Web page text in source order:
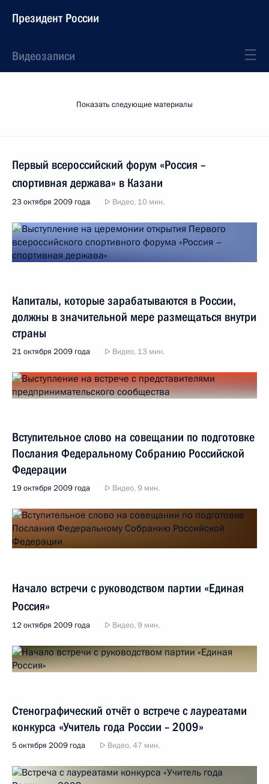
Президент России
Видеозаписи
Показать следующие материалы
Первый всероссийский форум «Россия –
спортивная держава» в Казани
23 октября 2009 года Видео, 10 мин.
Капиталы, которые зарабатываются в России,
должны в значительной мере размещаться внутри
страны
21 октября 2009 года Видео, 13 мин.
Вступительное слово на совещании по подготовке
Послания Федеральному Собранию Российской
Федерации
19 октября 2009 года Видео, 9 мин.
Начало встречи с руководством партии «Единая
Россия»
12 октября 2009 года Видео, 9 мин.
Стенографический отчёт о встрече с лауреатами
конкурса «Учитель года России – 2009»
5 октября 2009 года Видео, 47 мин.